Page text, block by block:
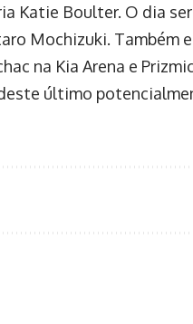
Katie Boulter. O dia
Mochizuki. Também
na Kia Arena e
último